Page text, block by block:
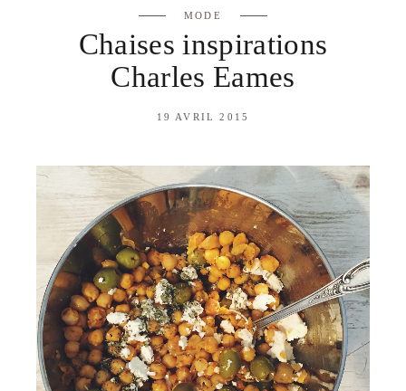
MODE
Chaises inspirations
Charles Eames
19 AVRIL 2015